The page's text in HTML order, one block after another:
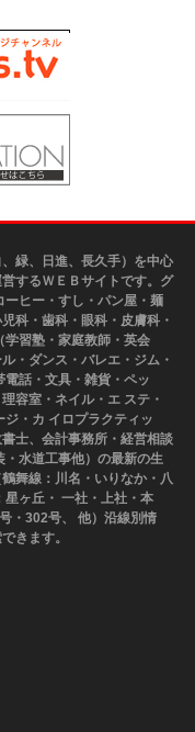
緑、日進、長久手）を中心
するＷＥＢサイトです。グ
ヒー・すし・パン屋・麺
科・歯科・眼科・皮膚科・
学習塾・家庭教師・英会
・ダンス・バレエ・ジム・
話・文具・雑貨・ペッ
容室・ネイル・エ ステ・
・カ イロプラクティッ
士、会計事務所・経営相談
水道工事他）の最新の生
舞線：川名・いりなか・八
ヶ丘・ 一社・上社・本
・302号、 他）沿線別情
きます。